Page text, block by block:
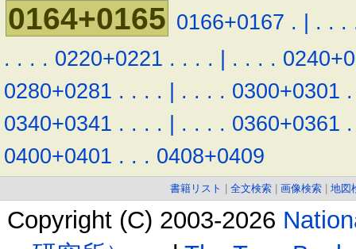
0164+0165 0166+0167 . | . . .
. . . . 0220+0221 . . . . | . . . .
0280+0281 . . . . | . . . . 0300+0301 .
0340+0341 . . . . | . . . . 0360+0361 .
0400+0401 . . . 0408+0409
書籍リスト 全文検索 画像検索 地図
Copyright (C) 2003-2026